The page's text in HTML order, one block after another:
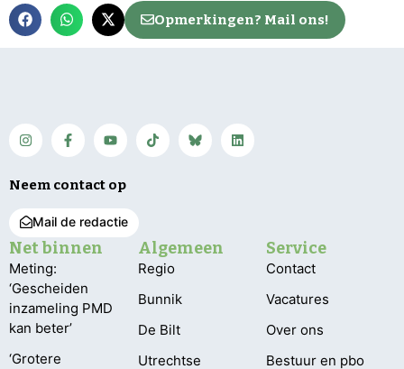
Opmerkingen? Mail ons!
Neem contact op
Mail de redactie
Net binnen
Meting:
‘Gescheiden
inzameling PMD
kan beter’
‘Grotere
Algemeen
Regio
Bunnik
De Bilt
Utrechtse
Service
Contact
Vacatures
Over ons
Bestuur en pbo